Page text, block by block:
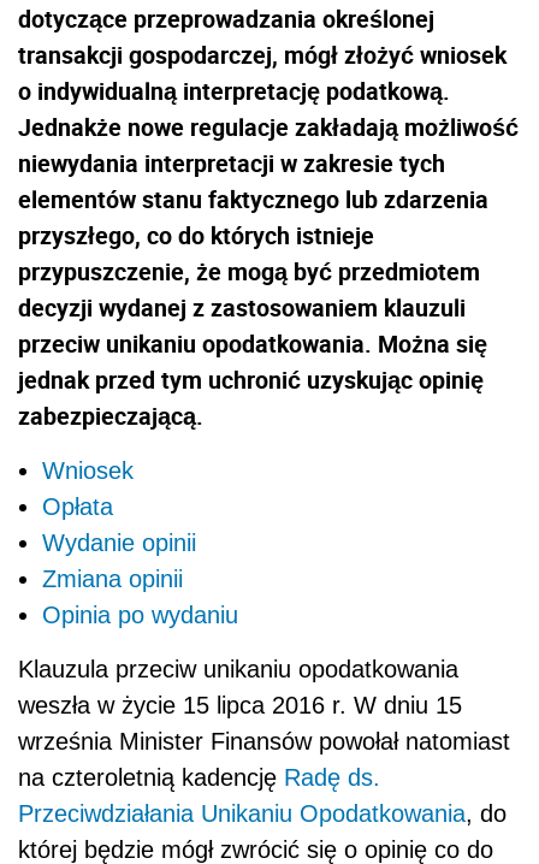
dotyczące przeprowadzania określonej
transakcji gospodarczej, mógł złożyć wniosek
o indywidualną interpretację podatkową.
Jednakże nowe regulacje zakładają możliwość
niewydania interpretacji w zakresie tych
elementów stanu faktycznego lub zdarzenia
przyszłego, co do których istnieje
przypuszczenie, że mogą być przedmiotem
decyzji wydanej z zastosowaniem klauzuli
przeciw unikaniu opodatkowania. Można się
jednak przed tym uchronić uzyskując opinię
zabezpieczającą.
Wniosek
Opłata
Wydanie opinii
Zmiana opinii
Opinia po wydaniu
Klauzula przeciw unikaniu opodatkowania
weszła w życie 15 lipca 2016 r. W dniu 15
września Minister Finansów powołał natomiast
na czteroletnią kadencję Radę ds.
Przeciwdziałania Unikaniu Opodatkowania, do
której będzie mógł zwrócić się o opinię co do